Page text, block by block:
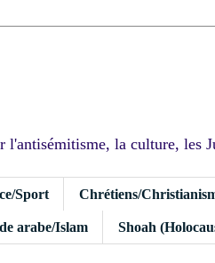
l'antisémitisme, la culture,
Sport Chrétiens/
arabe/Islam Shoah